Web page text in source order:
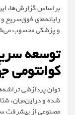
براساسگزارش‌ها،
رایانه‌های
و پزشکی محسوب
توسعه
کوانتومی
توان پردازشی
شده و دراین‌میان،
مصنوعی از پیشرفت